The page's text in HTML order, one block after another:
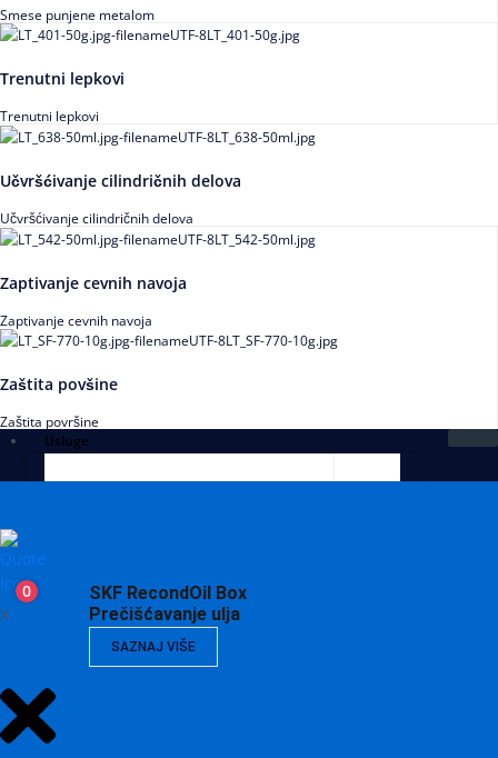
Smese punjene metalom
Trenutni lepkovi
Trenutni lepkovi
Učvršćivanje cilindričnih delova
Učvršćivanje cilindričnih delova
Zaptivanje cevnih navoja
Zaptivanje cevnih navoja
Zaštita povšine
Zaštita površine
Usluge
SKF RecondOil Box
Prečišćavanje ulja
SAZNAJ VIŠE
0
X